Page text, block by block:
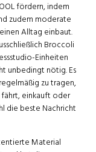
fördern, indem
zudem moderate
Alltag einbaut.
Broccoli
Einheiten
unbedingt nötig. Es
zu tragen,
einkauft oder
die beste Nachricht
Material